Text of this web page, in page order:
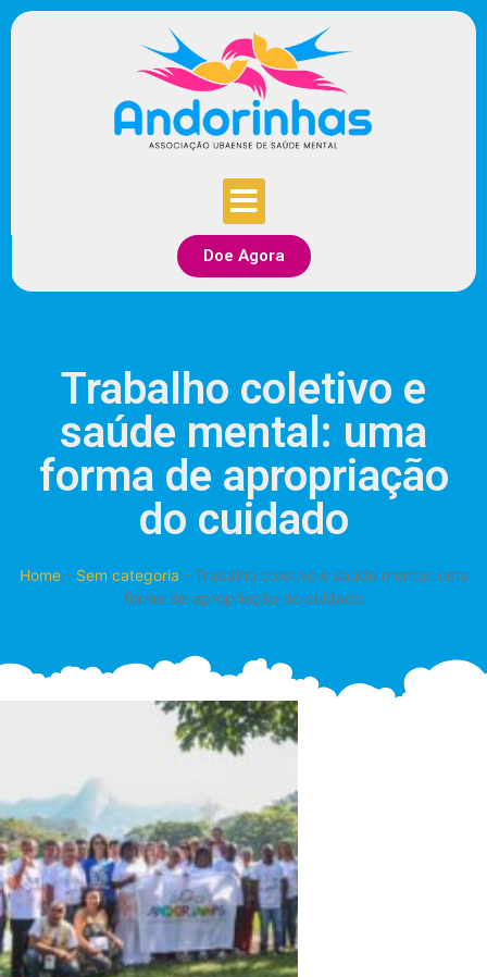
Doe Agora
Trabalho coletivo e
saúde mental: uma
forma de apropriação
do cuidado
Home- Sem categoria - Trabalho coletivo e saúde mental: uma
forma de apropriação do cuidado